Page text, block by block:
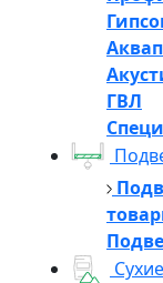
ГВЛ